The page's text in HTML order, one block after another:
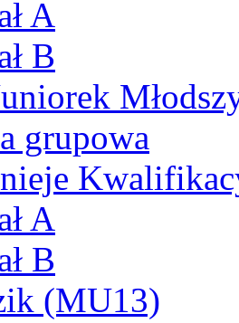
A
B
grupowa
A
B
(MU13)